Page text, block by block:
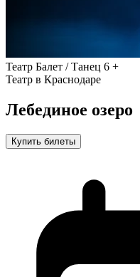
Театр Балет / Танец 6 +
Театр в Краснодаре
Лебединое озеро
Купить билеты